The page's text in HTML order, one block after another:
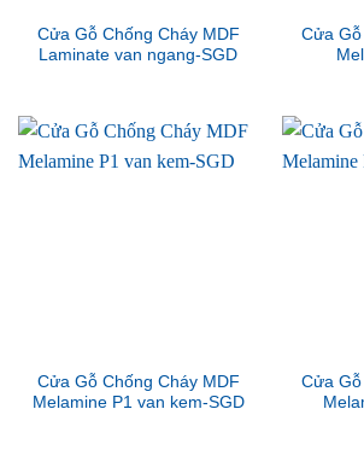
Cửa Gỗ Chống Cháy MDF
Laminate van ngang-SGD
Cửa
Cửa Gỗ Chống Cháy MDF
Melamine P1 van kem-SGD
Cửa